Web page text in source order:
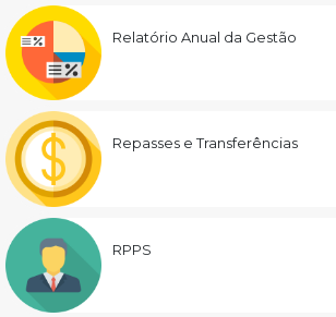
Relatório Anual da Gestão
Repasses e Transferências
RPPS